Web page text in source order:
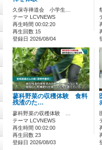
久保寺禅道会 小学生…
テーマ LCVNEWS
再生時間 00:02:20
再生回数 15
登録日 2026/08/04
蓼科野菜の収穫体験 食料
残渣のた…
蓼科野菜の収穫体験 …
テーマ LCVNEWS
再生時間 00:02:00
再生回数 23
登録日 2026/08/03